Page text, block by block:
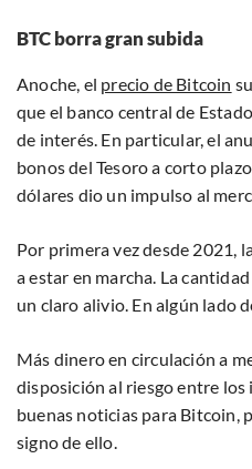
BTC borra gran subida
Anoche, el precio de Bitcoin
que el banco central de
de interés. En particular, el
bonos del Tesoro a corto
dólares dio un impulso al
Por primera vez desde 2021,
a estar en marcha. La
un claro alivio. En algún lado
Más dinero en circulación a
disposición al riesgo entre los
buenas noticias para Bitcoin,
signo de ello.